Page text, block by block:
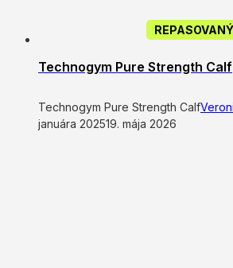
REPASOVANÝ
Technogym Pure Strength Calf
Technogym Pure Strength Calf
januára 202519. mája 2026